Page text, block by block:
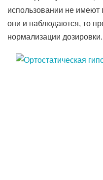
использовании не
они и наблюдаются, то
нормализации дозировки.